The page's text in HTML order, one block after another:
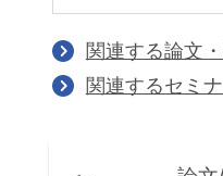
関連する論文
関連するセミ